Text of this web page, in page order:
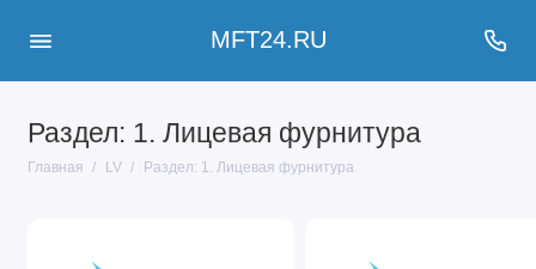
MFT24.RU
Раздел: 1. Лицевая фурнитура
Главная LV Раздел: 1. Лицевая фурнитура